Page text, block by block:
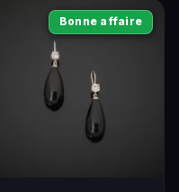
Bonne affaire